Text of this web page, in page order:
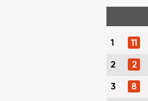
1 11
2 2
3 8